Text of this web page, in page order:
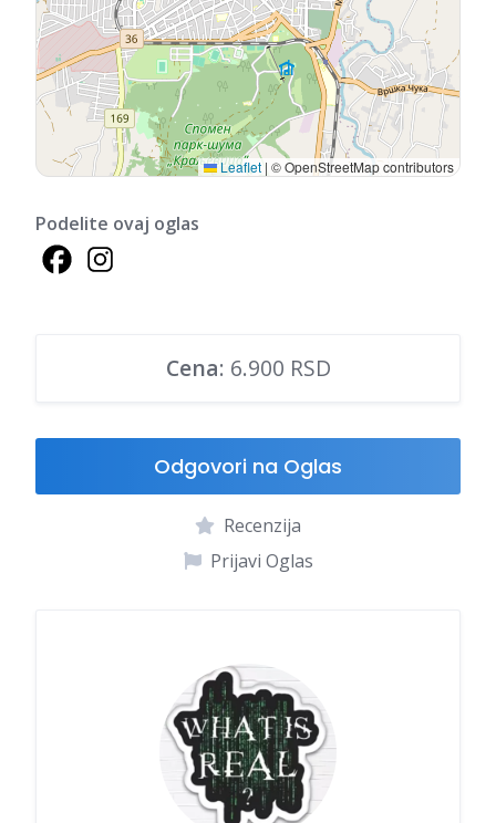
Leaflet | © OpenStreetMap contributors
Podelite ovaj oglas
Cena: 6.900 RSD
Odgovori na Oglas
Recenzija
Prijavi Oglas